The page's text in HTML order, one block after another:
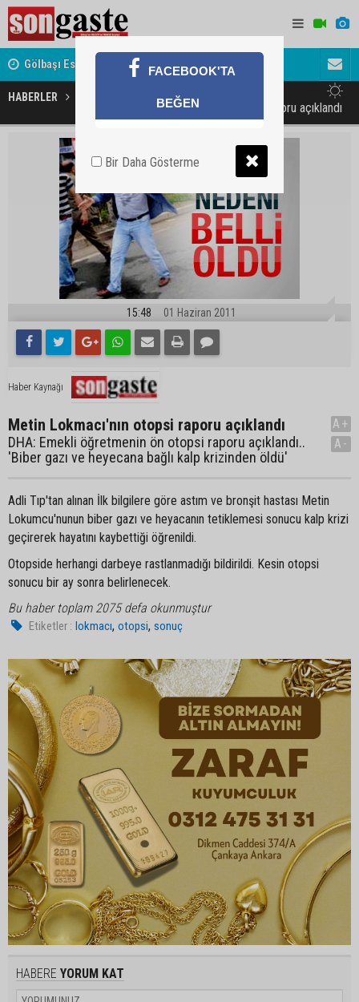
Gölbaşı Esnafının Sesi Ankara Kalkınma Ajansı'nda Avukat
akını
HABERLER
Metin Lokmacı'nın otopsi raporu açıklandı
15:48 01 Haziran 2011
Haber Kaynağı
Metin Lokmacı'nın otopsi raporu açıklandı
DHA: Emekli öğretmenin ön otopsi raporu açıklandı..
'Biber gazı ve heyecana bağlı kalp krizinden öldü'
A+
A-
Adli Tıp'tan alınan İlk bilgilere göre astım ve bronşit hastası Metin
Lokumcu'nunun biber gazı ve heyacanın tetiklemesi sonucu kalp krizi
geçirerek hayatını kaybettiği öğrenildi.
Otopside herhangi darbeye rastlanmadığı bildirildi. Kesin otopsi
sonucu bir ay sonra belirlenecek.
Bu haber toplam 2075 defa okunmuştur
Etiketler : lokmacı,otopsi,sonuç
HABERE YORUM KAT
FACEBOOK'TA
BEĞEN
Bir Daha Gösterme